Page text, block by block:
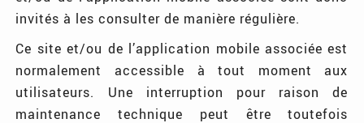
invités à les consulter de manière régulière.
Ce site et/ou de l’application mobile associée est
normalement accessible à tout moment aux
utilisateurs. Une interruption pour raison de
maintenance technique peut être toutefois